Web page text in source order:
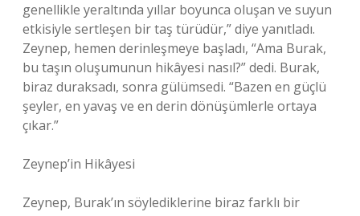
genellikle yeraltında yıllar boyunca oluşan ve suyun
etkisiyle sertleşen bir taş türüdür,” diye yanıtladı.
Zeynep, hemen derinleşmeye başladı, “Ama Burak,
bu taşın oluşumunun hikâyesi nasıl?” dedi. Burak,
biraz duraksadı, sonra gülümsedi. “Bazen en güçlü
şeyler, en yavaş ve en derin dönüşümlerle ortaya
çıkar.”
Zeynep’in Hikâyesi
Zeynep, Burak’ın söylediklerine biraz farklı bir